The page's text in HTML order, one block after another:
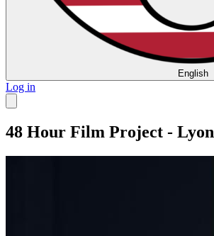
English
Log in
48 Hour Film Project - Lyon